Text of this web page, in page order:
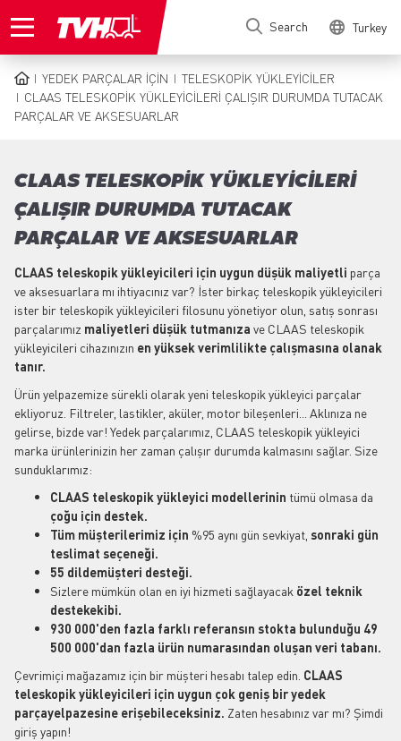
to
Search Turkey
BREADCRUMB
YEDEK PARÇALAR IÇIN
TELESKOPIK YÜKLEYICILER
CLAAS TELESKOPIK YÜKLEYICILERI ÇALIŞIR DURUMDA TUTACAK
PARÇALAR VE AKSESUARLAR
CLAAS TELESKOPIK YÜKLEYICILERI
ÇALIŞIR DURUMDA TUTACAK
PARÇALAR VE AKSESUARLAR
CLAAS teleskopik yükleyicileri için uygun düşük maliyetli parça
ve aksesuarlara mı ihtiyacınız var? İster birkaç teleskopik yükleyicileri
ister bir teleskopik yükleyicileri filosunu yönetiyor olun, satış sonrası
parçalarımız maliyetleri düşük tutmanıza ve CLAAS teleskopik
yükleyicileri cihazınızın en yüksek verimlilikte çalışmasına olanak
tanır.
Ürün yelpazemize sürekli olarak yeni teleskopik yükleyici parçalar
ekliyoruz. Filtreler, lastikler, aküler, motor bileşenleri... Aklınıza ne
gelirse, bizde var! Yedek parçalarımız, CLAAS teleskopik yükleyici
marka ürünlerinizin her zaman çalışır durumda kalmasını sağlar. Size
sunduklarımız:
CLAAS teleskopik yükleyici modellerinin tümü olmasa da
çoğu için destek.
Tüm müşterilerimiz için %95 aynı gün sevkiyat, sonraki gün
teslimat seçeneği.
55 dildemüşteri desteği.
Sizlere mümkün olan en iyi hizmeti sağlayacak özel teknik
destekekibi.
930 000'den fazla farklı referansın stokta bulunduğu 49
500 000'dan fazla ürün numarasından oluşan veri tabanı.
Çevrimiçi mağazamız için bir müşteri hesabı talep edin. CLAAS
teleskopik yükleyicileri için uygun çok geniş bir yedek
parçayelpazesine erişebileceksiniz. Zaten hesabınız var mı? Şimdi
giriş yapın!